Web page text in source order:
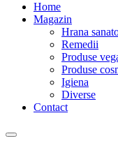
Home
Magazin
Hrana
Remedii
Produse
Produse
Igiena
Diverse
Contact